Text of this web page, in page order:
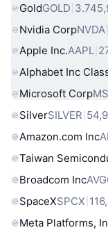
GoldGOLD
Nvidia CorpNVDA
Apple Inc.AAPL
Alphabet Inc
Microsoft Corp
SilverSILVER
Amazon.com Inc
Taiwan
Broadcom Inc
SpaceXSPCX
Meta Platforms,